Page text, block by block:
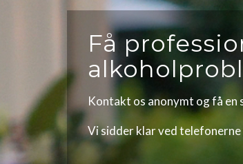
Få
Kontakt os anonymt og få en
Vi sidder klar ved telefonerne